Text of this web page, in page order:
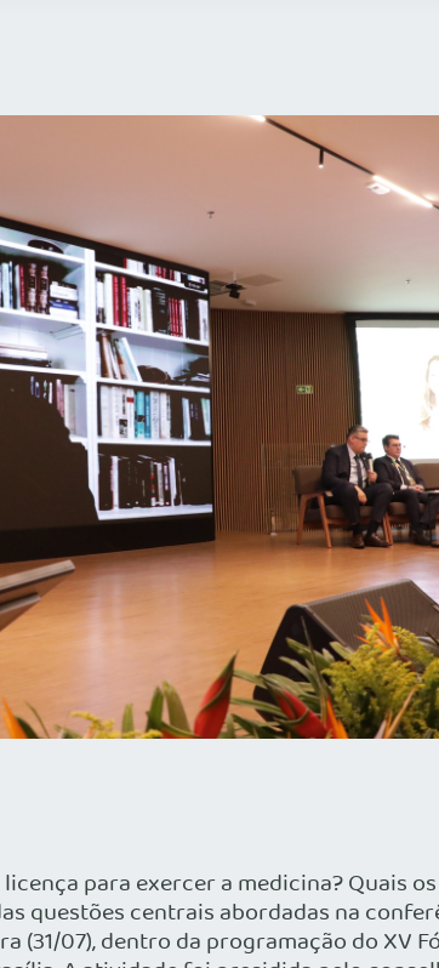
para exercer a medicina? Quais
questões centrais abordadas na
(31/07), dentro da programação do XV